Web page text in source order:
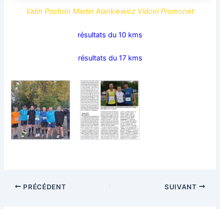
Vatin Pochon Martin Alankiewicz Vidoni Promonet
résultats du 10 kms
résultats du 17 kms
PRÉCÉDENT SUIVANT